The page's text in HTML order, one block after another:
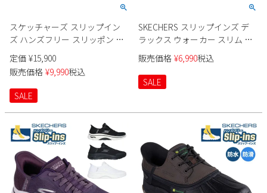
スケッチャーズ スリップイン
ズ ハンズフリー スリッポン ス
ニーカー フィットネスシュー
ズ レディース マックス クッシ
ョニング エリート バニッシュ
Slip-ins SKECHERS 129606 MAX
CUSHIONING ELITE VANISH LAV
MVE ノーマル幅 履きやすい 運
動 スポーツ 紐靴
定価 ¥15,900
販売価格 ¥9,990税込
SALE
SKECHERS スリップインズ デ
ラックス ウォーカー スリム ム
ーブメント 150105 レディース
販売価格 ¥6,990税込
SALE